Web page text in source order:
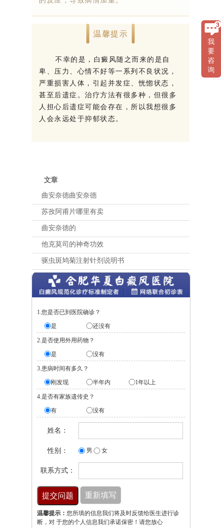
温馨提示
不幸的是，白癜风随之而来的是自
卑、压力、心情不好等一系列不良状况，
严重损害人体，引起并发症、恍惚状态，
甚至后遗症。治疗方法有很多种，但很多
人担心后遗症可能会存在，所以我想很多
人会永远处于抑郁状态。
文章
曲安奈德曲安奈德
苏孜阿甫片哪里有卖
曲安奈德的
他克莫司的神奇功效
驱虫斑鸠菊注射针剂说明书
1.您是否已到医院确诊？
是
还没有
2.是否使用外用药物？
是
没有
3.患病时间有多久？
刚发现
半年内 1年以上
4.是否有家族遗传史？
有
没有
姓名：
性别： 男 女
联系方式：
温馨提示： 您所填的信息我们将及时反馈给医生进行诊
断，对 于您的个人信息我们承诺保密！请您放心
我
要
咨
询